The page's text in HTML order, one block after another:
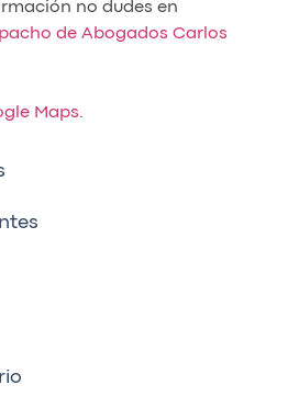
no dudes en
de Abogados Carlos
Maps.